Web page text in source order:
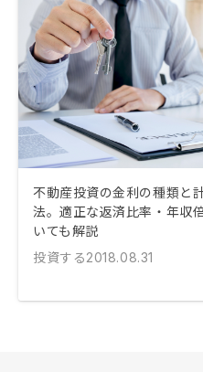
不動産投資の金利の種類と
法。適正な返済比率・年収
いても解説
投資する2018.08.31